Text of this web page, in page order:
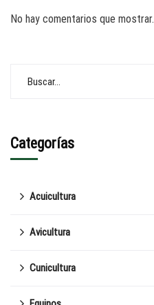
No hay comentarios que mostrar.
Categorías
Acuicultura
Avicultura
Cunicultura